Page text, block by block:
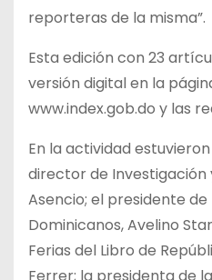
reporteras de la misma”.
Esta edición con 23
versión digital en la
www.index.gob.do y las
En la actividad
director de Investigación
Asencio; el presidente
Dominicanos, Avelino
Ferias del Libro de
Ferrer; la presidenta de